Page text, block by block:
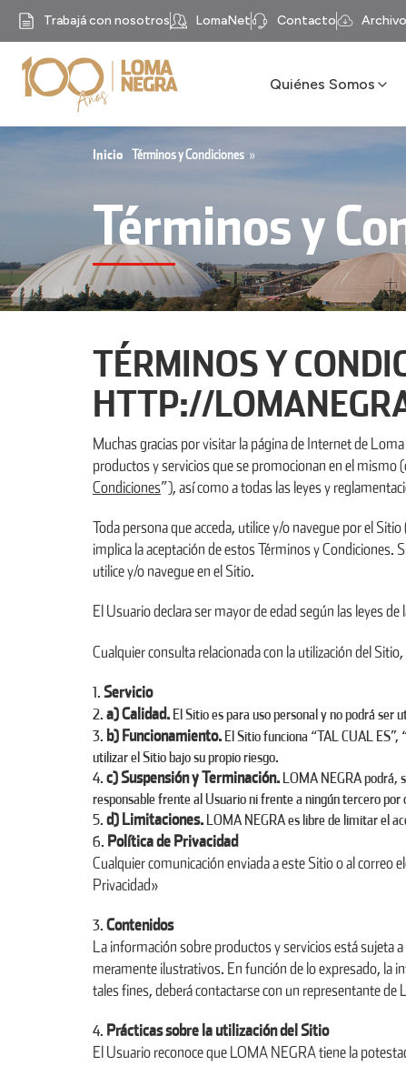
Trabajá con nosotros LomaNet Contacto
Quiénes Somos
Nuestra Historia
Unidades de Trabajo
Misión, visión y valores
Nuestro Propósito
Compliance
Recycomb
Inicio »
Términos y Condiciones
Términos y
TÉRMINOS Y
HTTP://
Muchas gracias por visitar la página de Internet de
productos y servicios que se promocionan en el mismo
Condiciones”), así como a todas las leyes y
Toda persona que acceda, utilice y/o navegue por el Sitio
implica la aceptación de estos Términos y Condiciones.
utilice y/o navegue en el Sitio.
El Usuario declara ser mayor de edad según las leyes
Cualquier consulta relacionada con la utilización del
Servicio
a) Calidad. El Sitio es para uso personal y no podrá ser
b) Funcionamiento. El Sitio funciona “TAL CUAL
utilizar el Sitio bajo su propio riesgo.
c) Suspensión y Terminación. LOMA NEGRA podrá,
responsable frente al Usuario ni frente a ningún tercero
d) Limitaciones. LOMA NEGRA es libre de limitar el
Política de Privacidad
Cualquier comunicación enviada a este Sitio o al
Privacidad»
Contenidos
La información sobre productos y servicios está sujeta
meramente ilustrativos. En función de lo expresado, la
tales fines, deberá contactarse con un representante
Prácticas sobre la utilización del Sitio
El Usuario reconoce que LOMA NEGRA tiene la